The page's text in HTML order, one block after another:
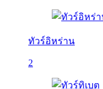
ทัวร์อิหร่าน
2